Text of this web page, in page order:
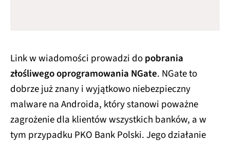
Link w wiadomości prowadzi dopobrania
złośliwego oprogramowania NGate. NGate to
dobrze już znany i wyjątkowo niebezpieczny
malware na Androida, który stanowi poważne
zagrożenie dla klientów wszystkich banków, a w
tym przypadku PKO Bank Polski. Jego działanie